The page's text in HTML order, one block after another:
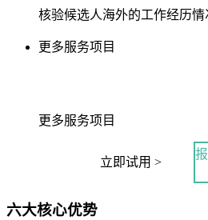
核验候选人海外的工作经历情
更多服务项目
更多服务项目
立即试用 >
六大核心优势